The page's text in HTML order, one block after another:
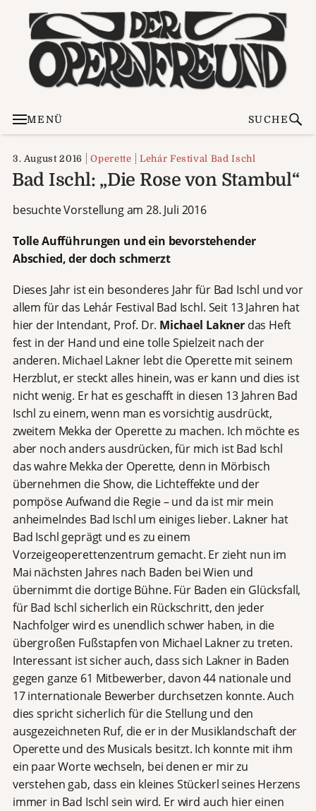
MENÜ SUCHE
3. August 2016 Operette Lehár Festival Bad Ischl
Bad Ischl: „Die Rose von Stambul“
besuchte Vorstellung am 28. Juli 2016
Tolle Aufführungen und ein bevorstehender
Abschied, der doch schmerzt
Dieses Jahr ist ein besonderes Jahr für Bad Ischl und vor
allem für das Lehár Festival Bad Ischl. Seit 13 Jahren hat
hier der Intendant, Prof. Dr. Michael Laknerdas Heft
fest in der Hand und eine tolle Spielzeit nach der
anderen. Michael Lakner lebt die Operette mit seinem
Herzblut, er steckt alles hinein, was er kann und dies ist
nicht wenig. Er hat es geschafft in diesen 13 Jahren Bad
Ischl zu einem, wenn man es vorsichtig ausdrückt,
zweitem Mekka der Operette zu machen. Ich möchte es
aber noch anders ausdrücken, für mich ist Bad Ischl
das wahre Mekka der Operette, denn in Mörbisch
übernehmen die Show, die Lichteffekte und der
pompöse Aufwand die Regie – und da ist mir mein
anheimelndes Bad Ischl um einiges lieber. Lakner hat
Bad Ischl geprägt und es zu einem
Vorzeigeoperettenzentrum gemacht. Er zieht nun im
Mai nächsten Jahres nach Baden bei Wien und
übernimmt die dortige Bühne. Für Baden ein Glücksfall,
für Bad Ischl sicherlich ein Rückschritt, den jeder
Nachfolger wird es unendlich schwer haben, in die
übergroßen Fußstapfen von Michael Lakner zu treten.
Interessant ist sicher auch, dass sich Lakner in Baden
gegen ganze 61 Mitbewerber, davon 44 nationale und
17 internationale Bewerber durchsetzen konnte. Auch
dies spricht sicherlich für die Stellung und den
ausgezeichneten Ruf, die er in der Musiklandschaft der
Operette und des Musicals besitzt. Ich konnte mit ihm
ein paar Worte wechseln, bei denen er mir zu
verstehen gab, dass ein kleines Stückerl seines Herzens
immer in Bad Ischl sein wird. Er wird auch hier einen